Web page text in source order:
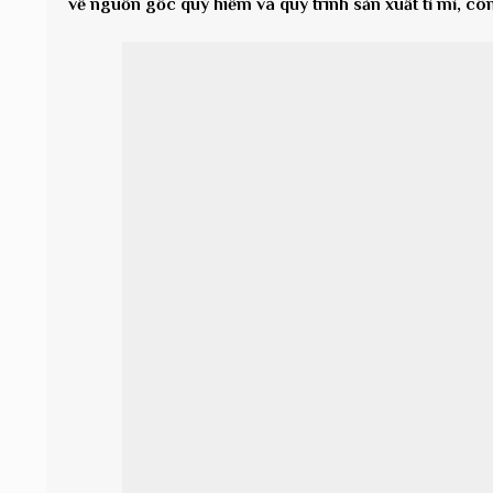
về nguồn gốc quý hiếm và quy trình sản xuất tỉ mỉ,